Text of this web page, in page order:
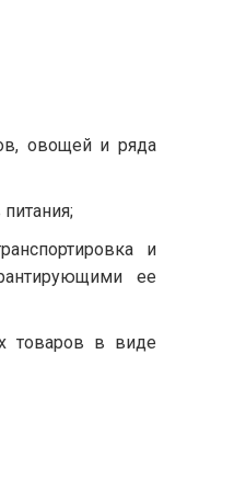
овощей и ряда
и
ее
товаров в виде